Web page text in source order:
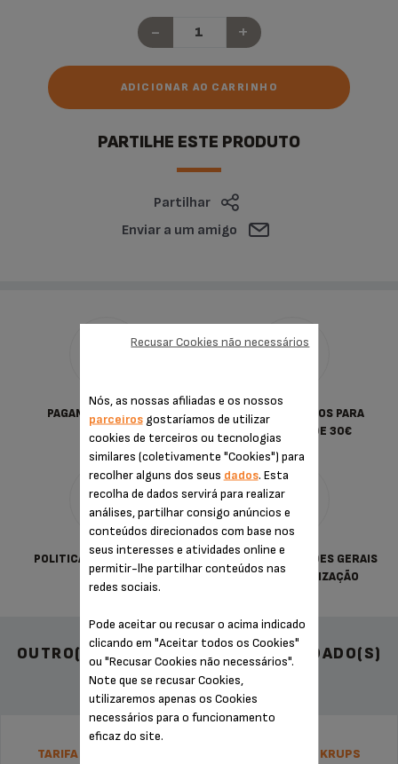
- +
ADICIONAR AO CARRINHO
PARTILHE ESTE PRODUTO
Partilhar
Enviar a um amigo
PAGAMENTO SEGURO
PORTES GRATUITOS PARA
COMPRAS DESDE 30€
POLITICA DE PRIVACIDADE
TERMOS & CONDIÇÕES GERAIS
DE VENDA E UTILIZAÇÃO
OUTRO(S) ACESSÓRIO(S) RECOMENDADO(S)
TARIFA PLANA DE REPARAÇÃO VARINHA MÁGICA KRUPS
Nós, as nossas afiliadas e os nossos
parceirosgostaríamos de utilizar
cookies de terceiros ou tecnologias
similares (coletivamente "Cookies") para
recolher alguns dos seus dados. Esta
recolha de dados servirá para realizar
análises, partilhar consigo anúncios e
conteúdos direcionados com base nos
seus interesses e atividades online e
permitir-lhe partilhar conteúdos nas
redes sociais.
Pode aceitar ou recusar o acima indicado
clicando em "Aceitar todos os Cookies"
ou "Recusar Cookies não necessários".
Note que se recusar Cookies,
utilizaremos apenas os Cookies
necessários para o funcionamento
eficaz do site.
Recusar Cookies não necessários